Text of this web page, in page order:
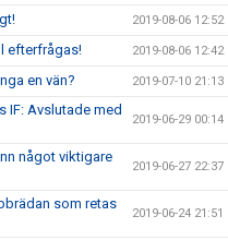
2019-08-06 12:52
efterfrågas! 2019-08-06 12:42
en vän? 2019-07-10 21:13
IF: Avslutade med
2019-06-29 00:14
något viktigare
2019-06-27 22:37
som retas
2019-06-24 21:51